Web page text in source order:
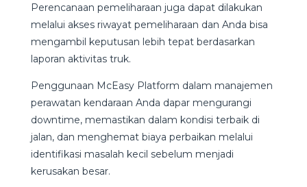
Perencanaan pemeliharaan juga dapat dilakukan
melalui akses riwayat pemeliharaan dan Anda bisa
mengambil keputusan lebih tepat berdasarkan
laporan aktivitas truk.
Penggunaan McEasy Platform dalam manajemen
perawatan kendaraan Anda dapar mengurangi
downtime, memastikan dalam kondisi terbaik di
jalan, dan menghemat biaya perbaikan melalui
identifikasi masalah kecil sebelum menjadi
kerusakan besar.